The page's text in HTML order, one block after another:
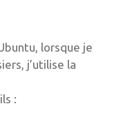
lorsque je
j’utilise la
: